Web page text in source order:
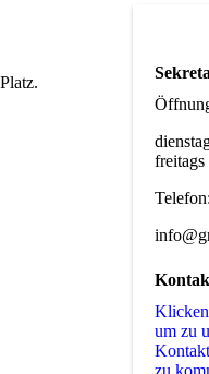
freitags
um zu